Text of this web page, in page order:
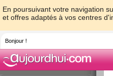
En poursuivant votre navigation
et offres adaptés à vos centres
Bonjour !